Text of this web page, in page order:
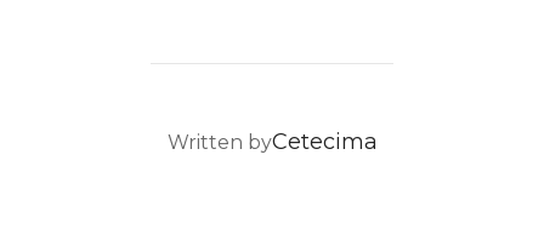
POST AUTHOR
Written byCetecima